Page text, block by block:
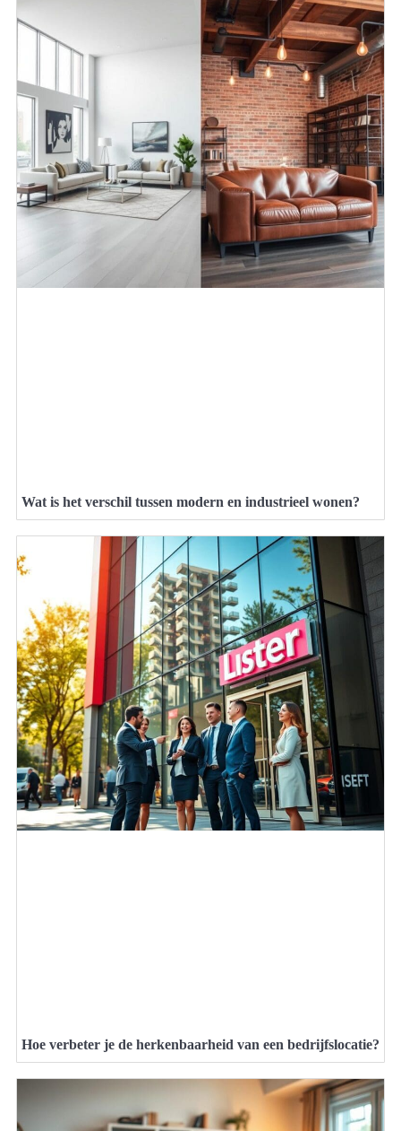
Wat is het verschil tussen modern en industrieel wonen?
Hoe verbeter je de herkenbaarheid van een bedrijfslocatie?